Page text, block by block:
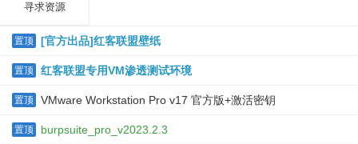
寻求资源
置顶 [官方出品]红客联盟壁纸
置顶 红客联盟专用VM渗透测试环境
置顶 VMware Workstation Pro v17 官方版+激活密钥
置顶 burpsuite_pro_v2023.2.3